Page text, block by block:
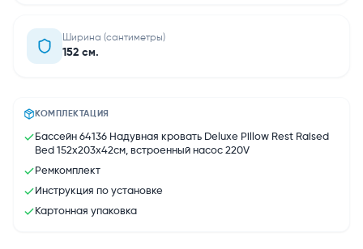
Ширина (сантиметры)
152 см.
КОМПЛЕКТАЦИЯ
Бассейн 64136 Надувная кровать Deluxe Pillow Rest Raised
Bed 152х203х42см, встроенный насос 220V
Ремкомплект
Инструкция по установке
Картонная упаковка